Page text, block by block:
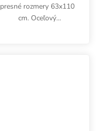
presné rozmery 63x110
cm. Oceľový